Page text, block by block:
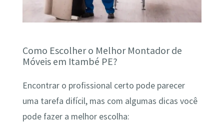
Como Escolher o Melhor Montador de
Móveis em Itambé PE?
Encontrar o profissional certo pode parecer
uma tarefa difícil, mas com algumas dicas você
pode fazer a melhor escolha: